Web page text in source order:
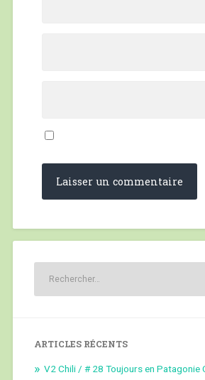
ARTICLES RÉCENTS
V2 Chili / # 28 Toujours en Patagonie